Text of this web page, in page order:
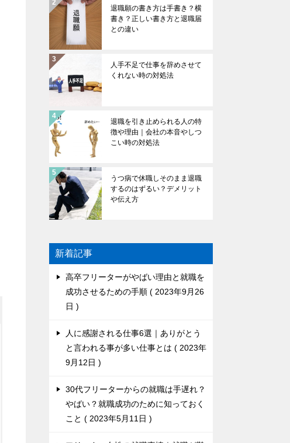
退職願の書き方は手書き？横
書き？正しい書き方と退職届
との違い
人手不足で仕事を辞めさせて
くれない時の対処法
退職を引き止められる人の特
徴や理由｜会社の本音やしつ
こい時の対処法
うつ病で休職しそのまま退職
するのはずるい？デメリット
や伝え方
新着記事
高卒フリーターがやばい理由と就職を
成功させるための手順
2023年9月26
日
人に感謝される仕事6選｜ありがとう
と言われる事が多い仕事とは
2023年
9月12日
30代フリーターからの就職は手遅れ？
やばい？就職成功のために知っておく
こと
2023年5月11日